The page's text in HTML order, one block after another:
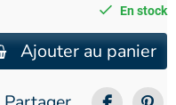
En stock
Ajouter au panier